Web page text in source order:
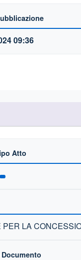
09:36
Atto
LA